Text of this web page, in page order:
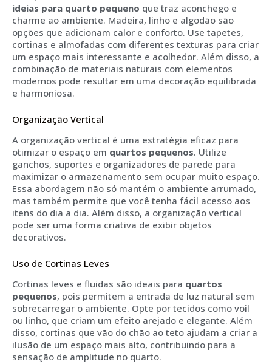
ideias para quarto pequeno que traz aconchego e
charme ao ambiente. Madeira, linho e algodão são
opções que adicionam calor e conforto. Use tapetes,
cortinas e almofadas com diferentes texturas para criar
um espaço mais interessante e acolhedor. Além disso, a
combinação de materiais naturais com elementos
modernos pode resultar em uma decoração equilibrada
e harmoniosa.
Organização Vertical
A organização vertical é uma estratégia eficaz para
otimizar o espaço em quartos pequenos. Utilize
ganchos, suportes e organizadores de parede para
maximizar o armazenamento sem ocupar muito espaço.
Essa abordagem não só mantém o ambiente arrumado,
mas também permite que você tenha fácil acesso aos
itens do dia a dia. Além disso, a organização vertical
pode ser uma forma criativa de exibir objetos
decorativos.
Uso de Cortinas Leves
Cortinas leves e fluidas são ideais para quartos
pequenos, pois permitem a entrada de luz natural sem
sobrecarregar o ambiente. Opte por tecidos como voil
ou linho, que criam um efeito arejado e elegante. Além
disso, cortinas que vão do chão ao teto ajudam a criar a
ilusão de um espaço mais alto, contribuindo para a
sensação de amplitude no quarto.